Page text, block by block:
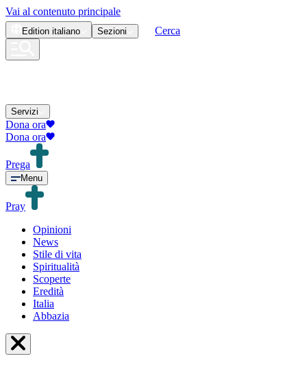
Vai al contenuto principale
Edition italiano Sezioni Cerca
Servizi
Dona ora
Dona ora
Prega
Menu
Pray
Opinioni
News
Stile di vita
Spiritualità
Scoperte
Eredità
Italia
Abbazia